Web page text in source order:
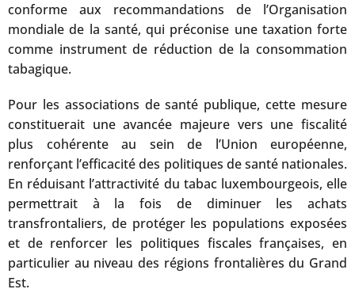
conforme aux recommandations de l’Organisation
mondiale de la santé, qui préconise une taxation forte
comme instrument de réduction de la consommation
tabagique.
Pour les associations de santé publique, cette mesure
constituerait une avancée majeure vers une fiscalité
plus cohérente au sein de l’Union européenne,
renforçant l’efficacité des politiques de santé nationales.
En réduisant l’attractivité du tabac luxembourgeois, elle
permettrait à la fois de diminuer les achats
transfrontaliers, de protéger les populations exposées
et de renforcer les politiques fiscales françaises, en
particulier au niveau des régions frontalières du Grand
Est.